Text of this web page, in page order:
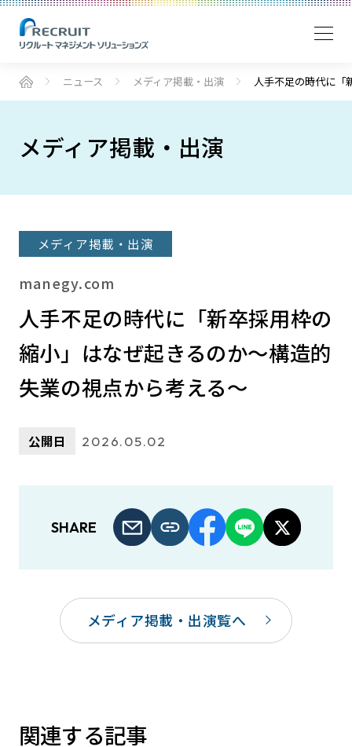
ニュース メディア掲載・出演 人手不足の時代に「
メディア掲載・出演
メディア掲載・出演
manegy.com
人手不足の時代に「新卒採用枠の
縮小」はなぜ起きるのか～構造的
失業の視点から考える～
公開日 2026.05.02
SHARE
メディア掲載・出演覧へ
関連する記事